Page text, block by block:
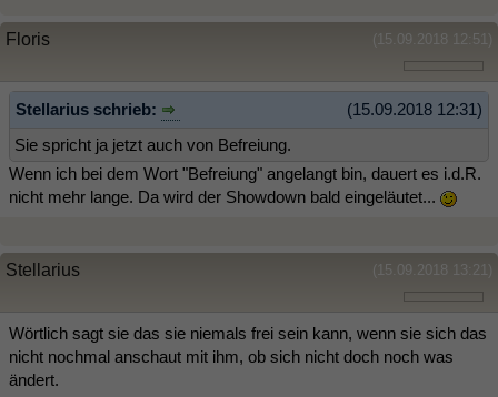
(15.09.2018 12:51)
Floris
(15.09.2018 12:31)
Stellarius schrieb:
Sie spricht ja jetzt auch von Befreiung.
Wenn ich bei dem Wort "Befreiung" angelangt bin, dauert es i.d.R.
nicht mehr lange. Da wird der Showdown bald eingeläutet...
(15.09.2018 13:21)
Stellarius
Wörtlich sagt sie das sie niemals frei sein kann, wenn sie sich das
nicht nochmal anschaut mit ihm, ob sich nicht doch noch was
ändert.